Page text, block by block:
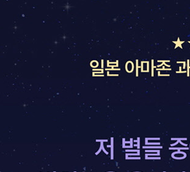
말 드레이크 방정식을 넘어서
않아 물 행성이 발견될 것이다 / 지구는 역시
_ 생명체는 자기장이 필요할까?
의 말
_ ‘신념’을 ‘과학’으로 바꾸다